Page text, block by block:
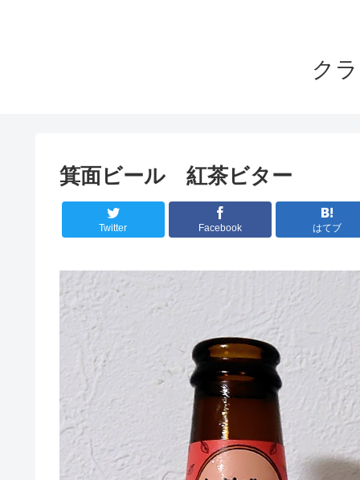
ク
箕面ビール 紅茶ビター
Twitter Facebook はてブ